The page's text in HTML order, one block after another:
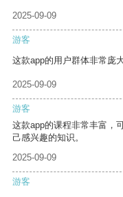
2025-09-09
游客
这款app的用户群体非常庞
2025-09-09
游客
这款app的课程非常丰富，
己感兴趣的知识。
2025-09-09
游客